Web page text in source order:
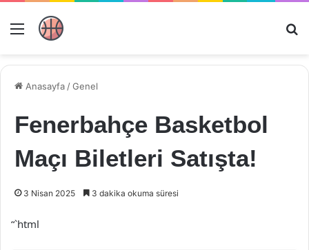
Menü
Anasayfa /Genel
Fenerbahçe Basketbol
Maçı Biletleri Satışta!
3 Nisan 2025 3 dakika okuma süresi
“`html